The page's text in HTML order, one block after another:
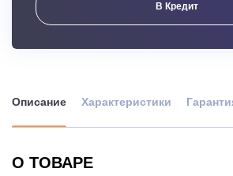
В Кредит
Описание Характеристики
О ТОВАРЕ